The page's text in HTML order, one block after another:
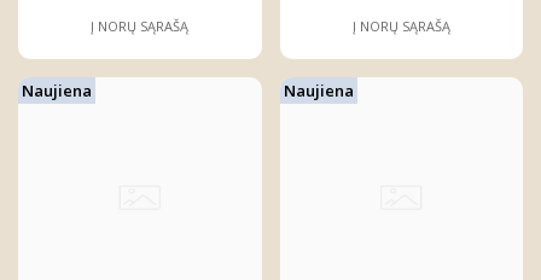
Į NORŲ SĄRAŠĄ Į NORŲ SĄRAŠĄ
Naujiena Naujiena